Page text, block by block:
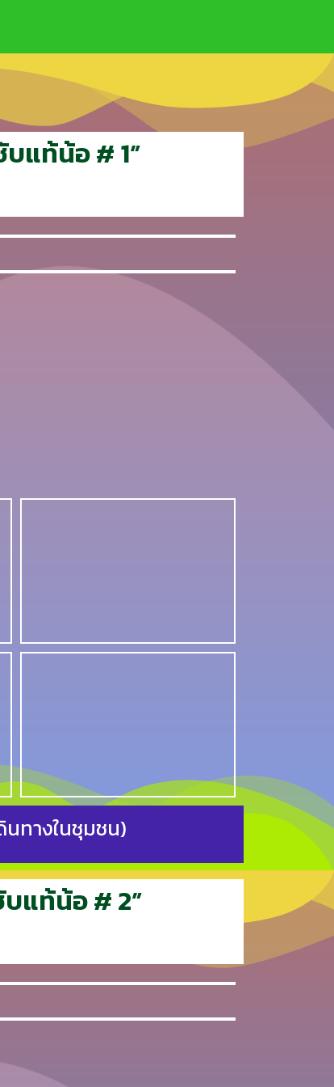
แท้น้อ # 1”
นทางในชุมชน)
แท้น้อ # 2”